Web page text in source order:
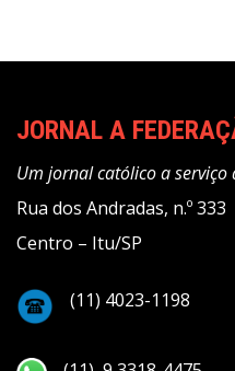
JORNAL A
Um jornal católico a serviço
Rua dos Andradas, n.º 333
Centro – Itu/SP
(11) 4023-1198